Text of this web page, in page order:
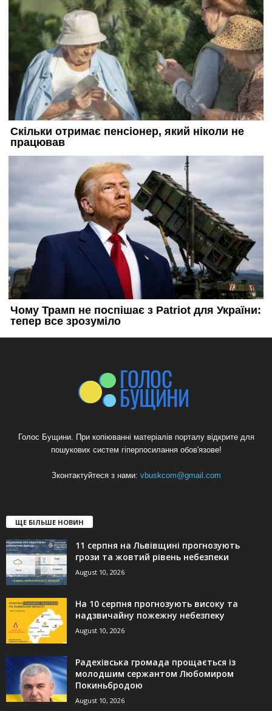
Голос Бущини. При копіюванні матеріалів порталу відкрите для
пошукових систем гіперпосилання обов'язове!
Зконтактуйтеся з нами: vbuskcom@gmail.com
ЩЕ БІЛЬШЕ НОВИН
11 серпня на Львівщині прогнозують
грози та жовтий рівень небезпеки
August 10, 2026
На 10 серпня прогнозують високу та
надзвичайну пожежну небезпеку
August 10, 2026
Радехівська громада прощається із
молодшим сержантом Любомиром
Покиньбродою
August 10, 2026